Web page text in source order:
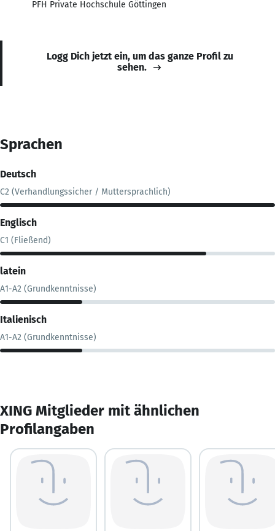
PFH Private Hochschule Göttingen
Logg Dich jetzt ein, um das ganze Profil zu
sehen.
Sprachen
Deutsch
C2 (Verhandlungssicher / Muttersprachlich)
Englisch
C1 (Fließend)
latein
A1-A2 (Grundkenntnisse)
Italienisch
A1-A2 (Grundkenntnisse)
XING Mitglieder mit ähnlichen
Profilangaben